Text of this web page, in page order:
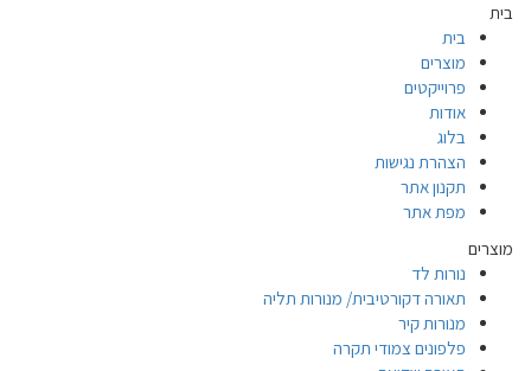
בית
בית
מוצרים
פרוייקטים
אודות
בלוג
הצהרת נגישות
תקנון אתר
מפת אתר
מוצרים
נורות לד
תאורה דקורטיבית/ מנורות תליה
מנורות קיר
פלפונים צמודי תקרה